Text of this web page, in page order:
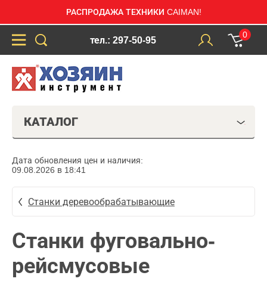
РАСПРОДАЖА ТЕХНИКИ CAIMAN!
тел.: 297-50-95
0
КАТАЛОГ
Дата обновления цен и наличия:
09.08.2026 в 18:41
Станки деревообрабатывающие
Станки фуговально-
рейсмусовые